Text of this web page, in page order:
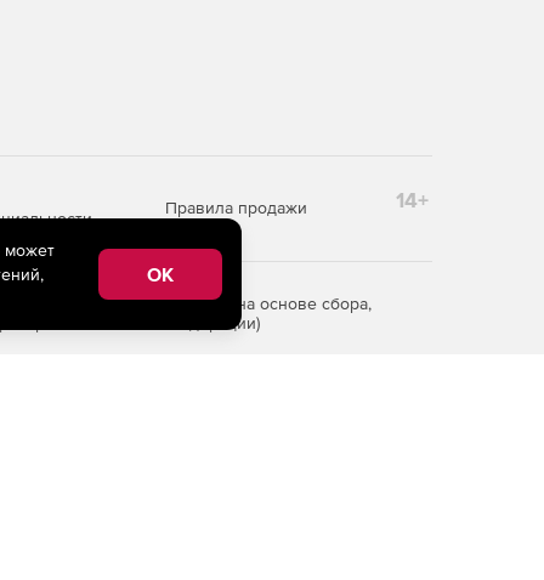
Правила продажи 14+
информации на основе сбора,
Российской Федерации)
может
OK